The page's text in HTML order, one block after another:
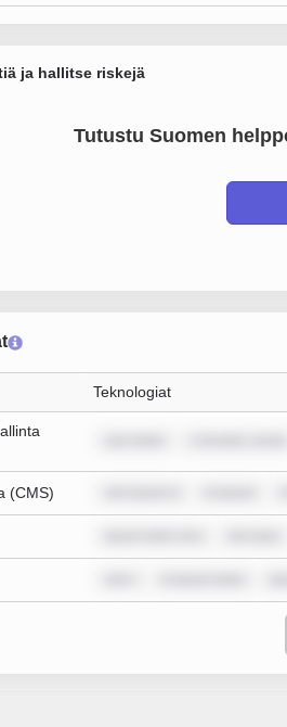
ja hallitse riskejä
Tutustu Suomen
Teknologiat
(CMS)